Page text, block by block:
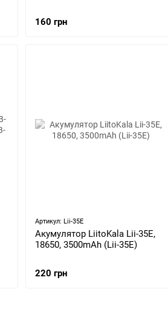
160 грн
Артикул: Lii-35E
Акумулятор LiitoKala Lii-35E,
18650, 3500mAh (Lii-35E)
220 грн